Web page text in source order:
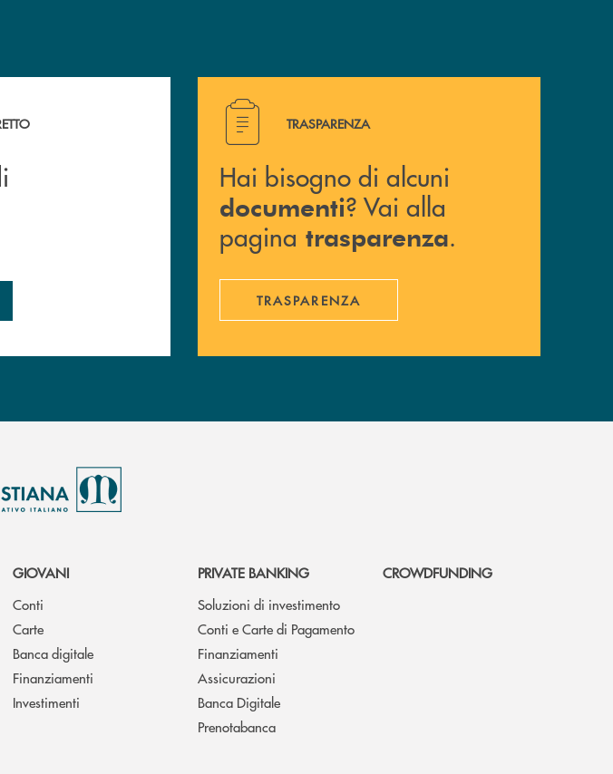
?&nbsp; Hai bisogno di alcuni documenti ? Vai alla pagina
TRASPARENZA
Hai bisogno di alcuni
documenti? Vai alla
pagina trasparenza.
TRASPARENZA
GIOVANI
Conti
Carte
Banca digitale
Finanziamenti
Investimenti
PRIVATE BANKING
Soluzioni di investimento
Conti e Carte di Pagamento
Finanziamenti
Assicurazioni
Banca Digitale
Prenotabanca
CROWDFUNDING